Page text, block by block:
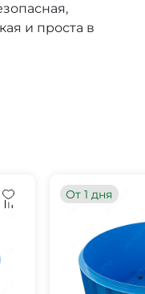
и проста в
От 1 дня